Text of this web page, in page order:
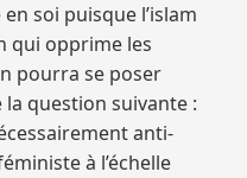
soi puisque l’islam
qui opprime les
pourra se poser
la question suivante :
anti-
à l’échelle